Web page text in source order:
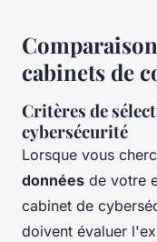
cabinets de
Critères de
cybersécurité
Lorsque vous
données de votre
cabinet de
doivent évaluer